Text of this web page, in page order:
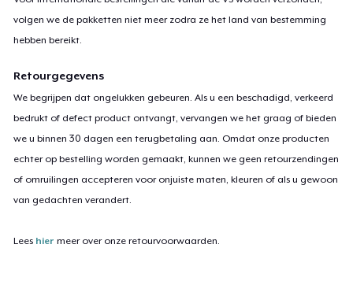
volgen we de pakketten niet meer zodra ze het land van bestemming
hebben bereikt.
Retourgegevens
We begrijpen dat ongelukken gebeuren. Als u een beschadigd, verkeerd
bedrukt of defect product ontvangt, vervangen we het graag of bieden
we u binnen 30 dagen een terugbetaling aan. Omdat onze producten
echter op bestelling worden gemaakt, kunnen we geen retourzendingen
of omruilingen accepteren voor onjuiste maten, kleuren of als u gewoon
van gedachten verandert.
Lees hier meer over onze retourvoorwaarden.